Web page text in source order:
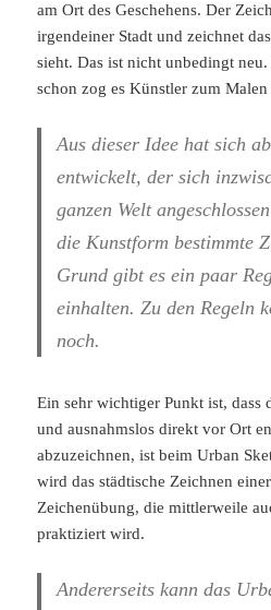
am Ort des Geschehens. Der
irgendeiner Stadt und zeichnet
sieht. Das ist nicht unbedingt
schon zog es Künstler zum
Aus dieser Idee hat sich
entwickelt, der sich
ganzen Welt
die Kunstform bestimmte
Grund gibt es ein paar
einhalten. Zu den Regeln
noch.
Ein sehr wichtiger Punkt ist, dass
und ausnahmslos direkt vor Ort
abzuzeichnen, ist beim Urban
wird das städtische Zeichnen
Zeichenübung, die mittlerweile
praktiziert wird.
Andererseits kann das